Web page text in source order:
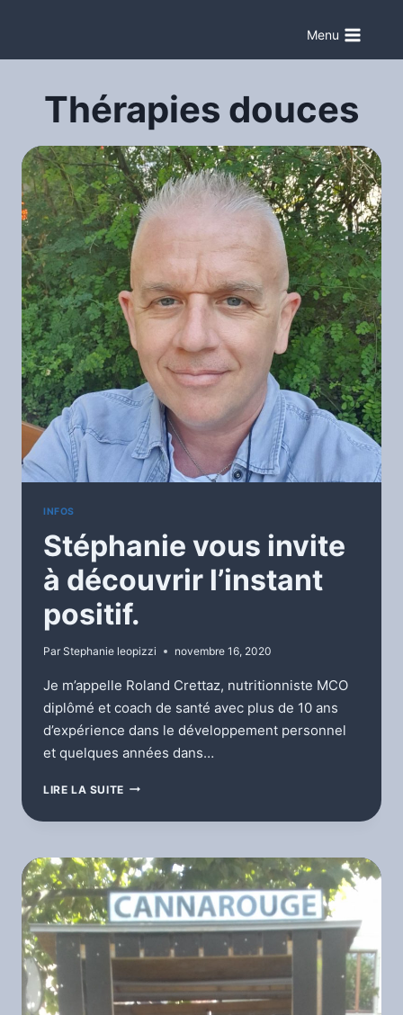
contenu
Menu
Thérapies douces
INFOS
Stéphanie vous invite
à découvrir l’instant
positif.
Par Stephanie leopizzi novembre 16, 2020
Je m’appelle Roland Crettaz, nutritionniste MCO
diplômé et coach de santé avec plus de 10 ans
d’expérience dans le développement personnel
et quelques années dans…
LIRE LA SUITE STÉPHANIE
INVITE
DÉCOUVRIR
L’INSTANT
POSITIF.